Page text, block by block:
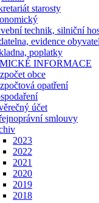
starosty
technik, silniční
evidence
poplatky
INFORMACE
obce
opatření
účet
smlouvy
2023
2022
2021
2020
2019
2018